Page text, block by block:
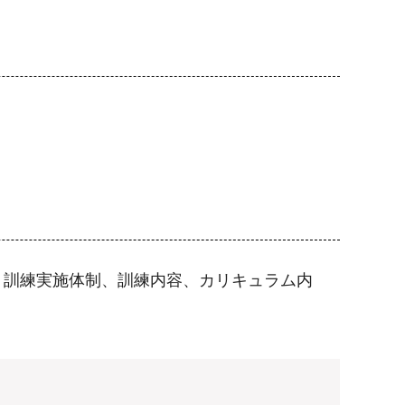
練実施体制、訓練内容、カリキュラム内